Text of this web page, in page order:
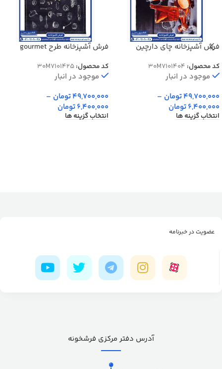
فرش آشپزخانه چای دارچین
کد محصول: 30M7101404
موجود در انبار
49,700,000تومان –
6,400,000تومان
انتخاب گزینه ها
فرش آشپزخانه طرح gourmet
کد محصول:30M7101425
موجود در انبار
49,700,000تومان –
6,400,000تومان
انتخاب گزینه ها
عضویت در خبرنامه
آدرس دفتر مرکزی فرشخونه